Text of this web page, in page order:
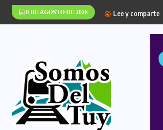
8 DE AGOSTO DE 2026 Lee y comparte